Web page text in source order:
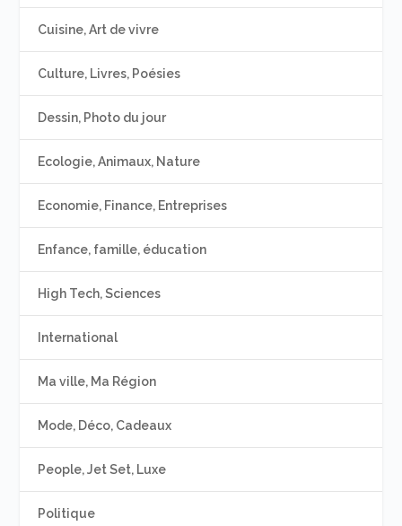
Cuisine, Art de vivre
Culture, Livres, Poésies
Dessin, Photo du jour
Ecologie, Animaux, Nature
Economie, Finance, Entreprises
Enfance, famille, éducation
High Tech, Sciences
International
Ma ville, Ma Région
Mode, Déco, Cadeaux
People, Jet Set, Luxe
Politique